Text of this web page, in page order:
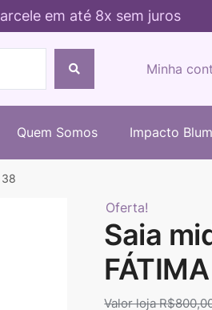
em até 8x sem juros
Minha
Quem Somos Impacto
38
Oferta!
Saia
R$